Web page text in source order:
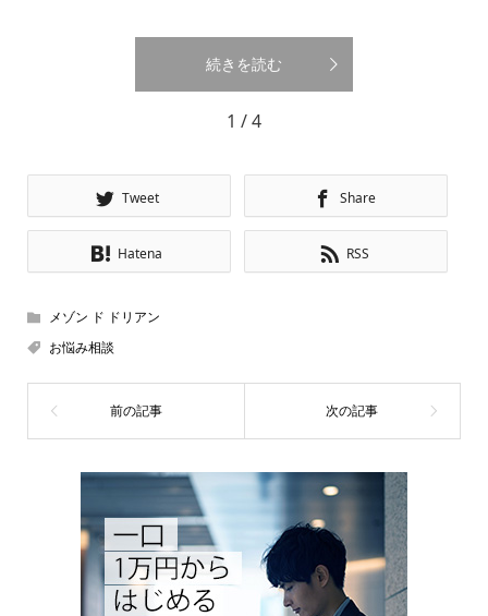
続きを読む
1 / 4
Tweet Share
Hatena RSS
メゾン ド ドリアン
お悩み相談